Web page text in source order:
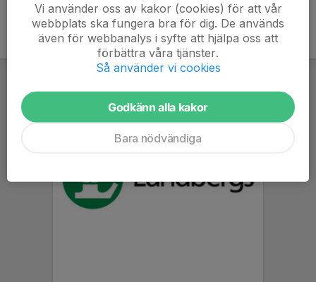
Vi använder oss av kakor (cookies) för att vår
webbplats ska fungera bra för dig. De används
även för webbanalys i syfte att hjälpa oss att
förbättra våra tjänster.
Så använder vi cookies
Godkänn alla kakor
Bara nödvändiga